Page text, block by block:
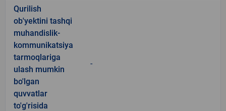
Qurilish
ob'yektini tashqi
muhandislik-
kommunikatsiya
tarmoqlariga
ulash mumkin
bo'lgan
quvvatlar
to'g'risida
-